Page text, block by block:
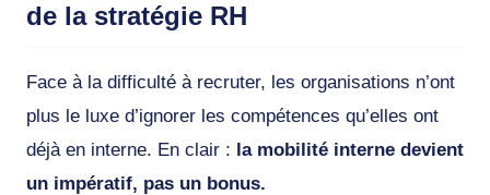
de la stratégie RH
Face à la difficulté à recruter, les organisations n’ont
plus le luxe d’ignorer les compétences qu’elles ont
déjà en interne. En clair : la mobilité interne devient
un impératif, pas un bonus.